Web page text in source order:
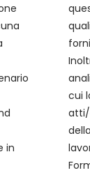
in
i
tra